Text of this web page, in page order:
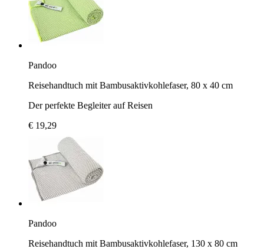
Pandoo
Reisehandtuch mit Bambusaktivkohlefaser, 80 x 40 cm
Der perfekte Begleiter auf Reisen
€ 19,29
Pandoo
Reisehandtuch mit Bambusaktivkohlefaser, 130 x 80 cm